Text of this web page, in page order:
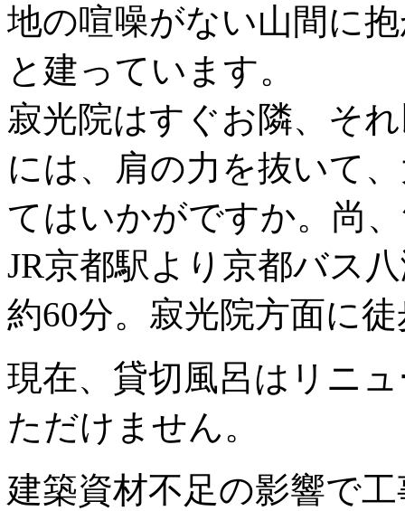
地の喧噪がない山間に
と建っています。
寂光院はすぐお隣、そ
には、肩の力を抜いて
てはいかがですか。尚
JR京都駅より京都バス
約60分。寂光院方面に
現在、貸切風呂はリニ
ただけません。
建築資材不足の影響で